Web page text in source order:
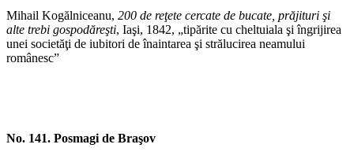
Mihail Kogălniceanu, 200 de reţete cercate de bucate, prăjituri şi
alte trebi gospodăreşti, Iaşi, 1842, „tipărite cu cheltuiala şi îngrijirea
unei societăţi de iubitori de înaintarea şi strălucirea neamului
românesc”
No. 141. Posmagi de Braşov